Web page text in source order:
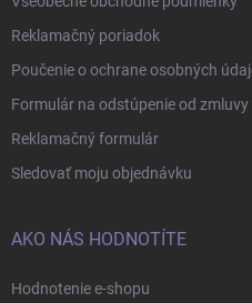
Reklamačný poriadok
Poučenie o ochrane osobných
Formulár na odstúpenie od zmluvy
Reklamačný formulár
Sledovať moju objednávku
AKO NÁS HODNOTÍTE
Hodnotenie e-shopu